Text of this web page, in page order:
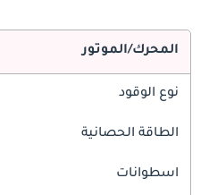
المحرك/الموتور
نوع الوقود
الطاقة الحصانية
اسطوانات